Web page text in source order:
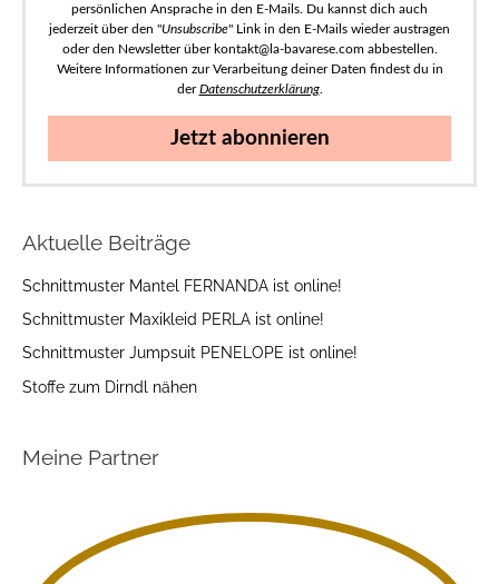
persönlichen Ansprache in den E-Mails. Du kannst dich auch
jederzeit über den "Unsubscribe" Link in den E-Mails wieder austragen
oder den Newsletter über kontakt@la-bavarese.com abbestellen.
Weitere Informationen zur Verarbeitung deiner Daten findest du in
derDatenschutzerklärung.
Jetzt abonnieren
Aktuelle Beiträge
Schnittmuster Mantel FERNANDA ist online!
Schnittmuster Maxikleid PERLA ist online!
Schnittmuster Jumpsuit PENELOPE ist online!
Stoffe zum Dirndl nähen
Meine Partner